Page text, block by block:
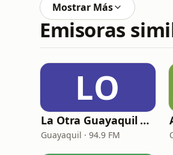
Mostrar Más
Emisoras
LO
La Otra Guayaquil 94.9 FM
Guayaquil · 94.9 FM